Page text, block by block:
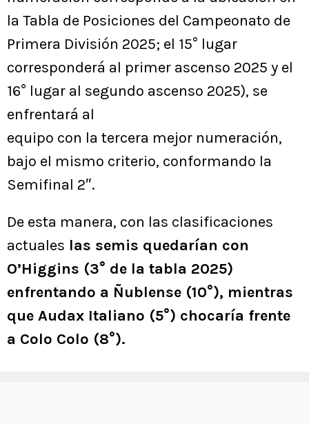
la Tabla de Posiciones del Campeonato de
Primera División 2025; el 15° lugar
corresponderá al primer ascenso 2025 y el
16° lugar al segundo ascenso 2025), se
enfrentará al
equipo con la tercera mejor numeración,
bajo el mismo criterio, conformando la
Semifinal 2″.
De esta manera, con las clasificaciones
actuales las semis quedarían con
O’Higgins (3° de la tabla 2025)
enfrentando a Ñublense (10°), mientras
que Audax Italiano (5°) chocaría frente
a Colo Colo (8°).